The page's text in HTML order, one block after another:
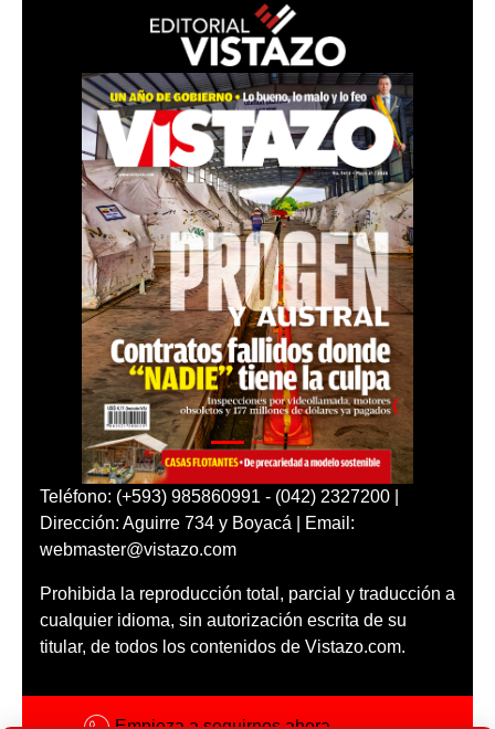
Teléfono: (+593) 985860991 - (042) 2327200 |
Dirección: Aguirre 734 y Boyacá | Email:
webmaster@vistazo.com
Prohibida la reproducción total, parcial y traducción a
cualquier idioma, sin autorización escrita de su
titular, de todos los contenidos de Vistazo.com.